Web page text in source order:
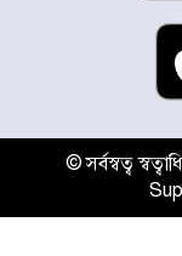
© সর্বস্বত্ব